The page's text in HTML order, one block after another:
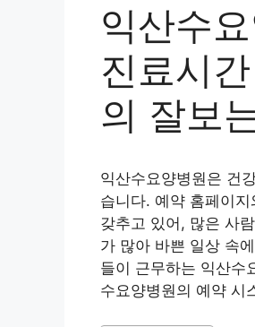
익산수
진료시
의 잘보
익산수요양병원은 건
습니다. 예약 홈페이
갖추고 있어, 많은 사
가 많아 바쁜 일상 속
들이 근무하는 익산수
수요양병원의 예약 시